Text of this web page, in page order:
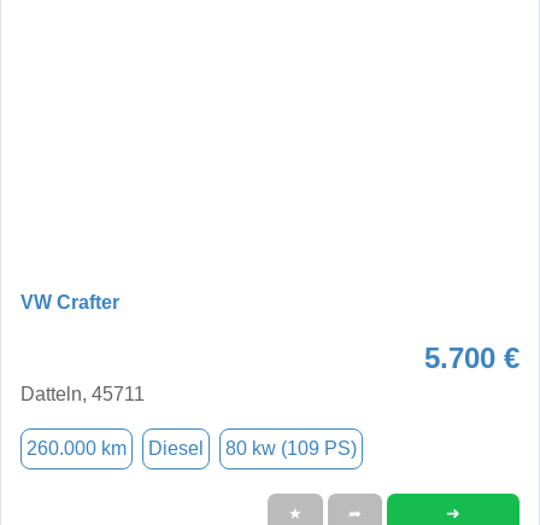
VW Crafter
5.700 €
Datteln, 45711
260.000 km Diesel 80 kw (109 PS)
★ ➦ ➜